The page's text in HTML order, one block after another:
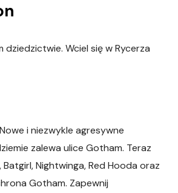
dziedzictwie. Wciel się w Rycerza
i niezwykle agresywne
zalewa ulice Gotham. Teraz
Nightwinga, Red Hooda oraz
Gotham. Zapewnij